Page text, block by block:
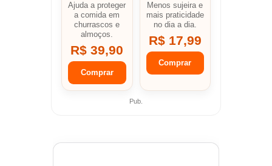
Ajuda a proteger
a comida em
churrascos e
almoços.
R$ 39,90
Comprar
Menos sujeira e
mais praticidade
no dia a dia.
R$ 17,99
Comprar
Pub.